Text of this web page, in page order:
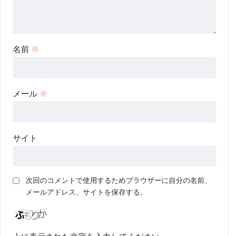
名前 ※
メール ※
サイト
次回のコメントで使用するためブラウザーに自分の名前、
メールアドレス、サイトを保存する。